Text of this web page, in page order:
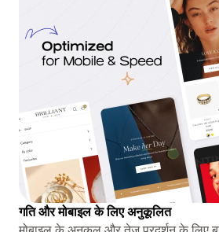
गति और मोबाइल के लिए अनुकूलित